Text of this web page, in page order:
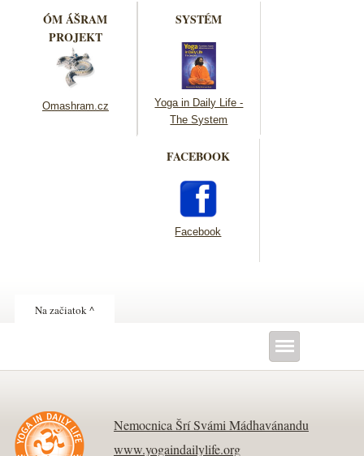
ÓM ÁŠRAM
PROJEKT
Omashram.cz
SYSTÉM
Yoga in Daily Life -
The System
FACEBOOK
Facebook
Na začiatok ^
Nemocnica Šrí Svámi Mádhavánandu
www.yogaindailylife.org